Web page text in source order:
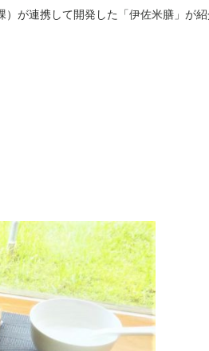
が連携して開発した「伊佐米膳」が紹